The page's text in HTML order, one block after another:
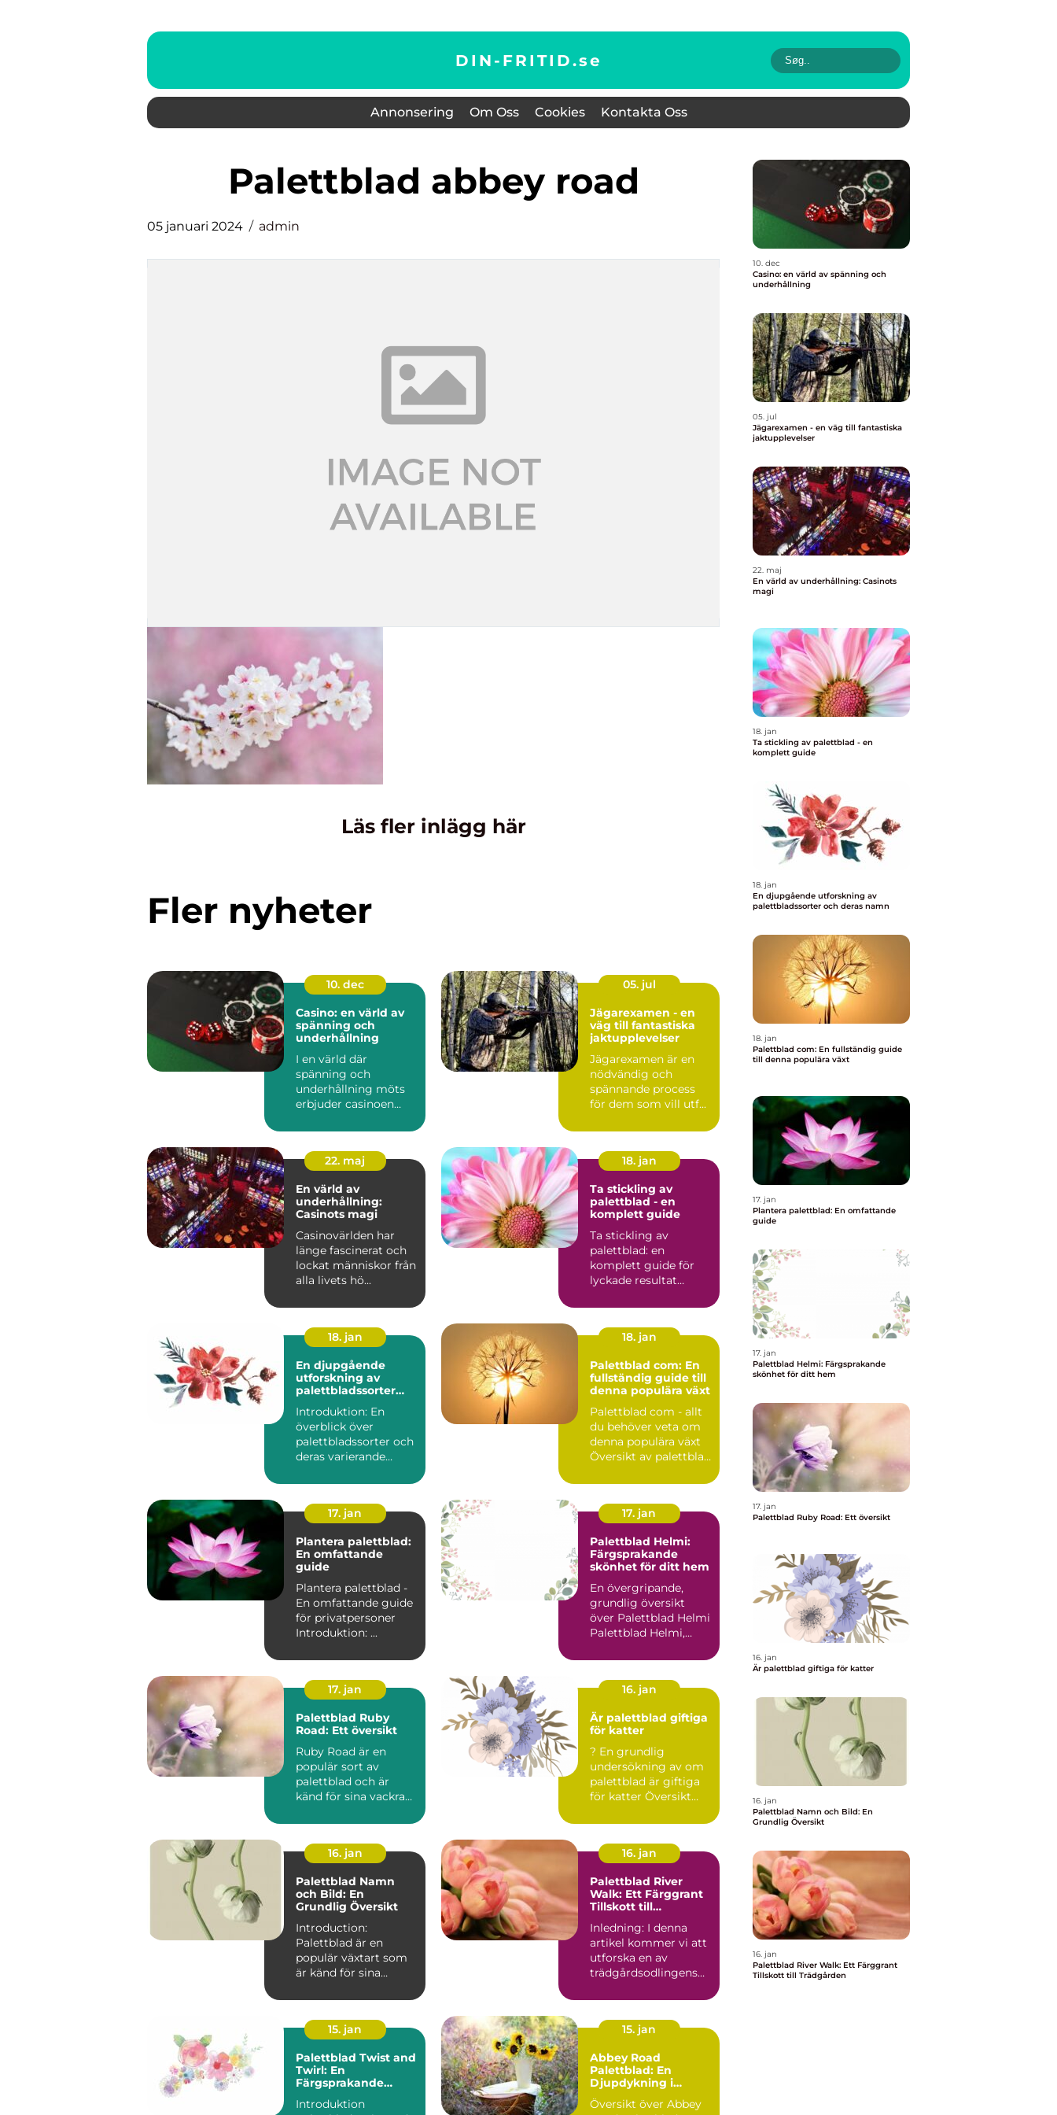
DIN-FRITID.se
Annonsering Om Oss Cookies Kontakta Oss
palettblad abbey road
05 januari 2024 admin
Läs fler inlägg här
Fler nyheter
10. dec
Casino: en värld av
spänning och
underhållning
I en värld där
spänning och
underhållning möts
erbjuder casinoen
05. jul
Jägarexamen - en
väg till fantastiska
jaktupplevelser
Jägarexamen är en
nödvändig och
spännande process
för dem som vill utf...
22. maj
En värld av
underhållning:
Casinots magi
Casinovärlden har
länge fascinerat och
lockat människor från
alla livets hö...
18. jan
Ta stickling av
palettblad - en
komplett guide
Ta stickling av
palettblad: en
komplett guide för
lyckade resultat
och dess...
18. jan
En djupgående
utforskning av
palettbladssorter
Introduktion: En
överblick över
palettbladssorter och
deras varierande
Coleu...
18. jan
Palettblad com: En
fullständig guide till
denna populära växt
Palettblad com - allt
du behöver veta om
denna populära växt
Översikt av palettblad
17. jan
Plantera palettblad:
En omfattande
guide
Plantera palettblad -
En omfattande guide
för privatpersoner
Introduktion: ...
17. jan
Palettblad Helmi:
Färgsprakande
skönhet för ditt hem
En övergripande,
grundlig översikt
över Palettblad Helmi
Palettblad Helmi,
scu...
17. jan
Palettblad Ruby
Road: Ett översikt
Ruby Road är en
populär sort av
palettblad och är
känd för sina vackra
unika färgv...
16. jan
Är palettblad giftiga
för katter
? En grundlig
undersökning av om
palettblad är giftiga
för katter Översikt
pa...
16. jan
Palettblad Namn
och Bild: En
Grundlig Översikt
Introduction:
Palettblad är en
populär växtart som
är känd för sina
Dessutom finns de...
16. jan
Palettblad River
Walk: Ett Färggrant
Tillskott till
Inledning: I denna
artikel kommer vi att
utforska en av
trädgårdsodlingens
Palet...
15. jan
Palettblad Twist and
Twirl: En
Färgsprakande
Introduktion
15. jan
Abbey Road
Palettblad: En
Djupdykning i
Egenskaperna och
Översikt över Abbey
10. dec
Casino: en värld av spänning och
underhållning
05. jul
Jägarexamen - en väg till fantastiska
jaktupplevelser
22. maj
En värld av underhållning: Casinots
magi
18. jan
Ta stickling av palettblad - en
komplett guide
18. jan
En djupgående utforskning av
palettbladssorter och deras namn
18. jan
Palettblad com: En fullständig guide
till denna populära växt
17. jan
Plantera palettblad: En omfattande
guide
17. jan
Palettblad Helmi: Färgsprakande
skönhet för ditt hem
17. jan
Palettblad Ruby Road: Ett översikt
16. jan
Är palettblad giftiga för katter
16. jan
Palettblad Namn och Bild: En
Grundlig Översikt
16. jan
Palettblad River Walk: Ett Färggrant
Tillskott till Trädgården